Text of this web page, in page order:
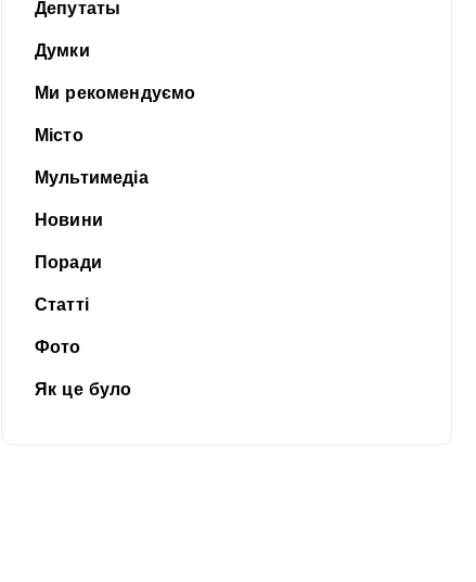
Депутаты
Думки
Ми рекомендуємо
Місто
Мультимедіа
Новини
Поради
Статті
Фото
Як це було